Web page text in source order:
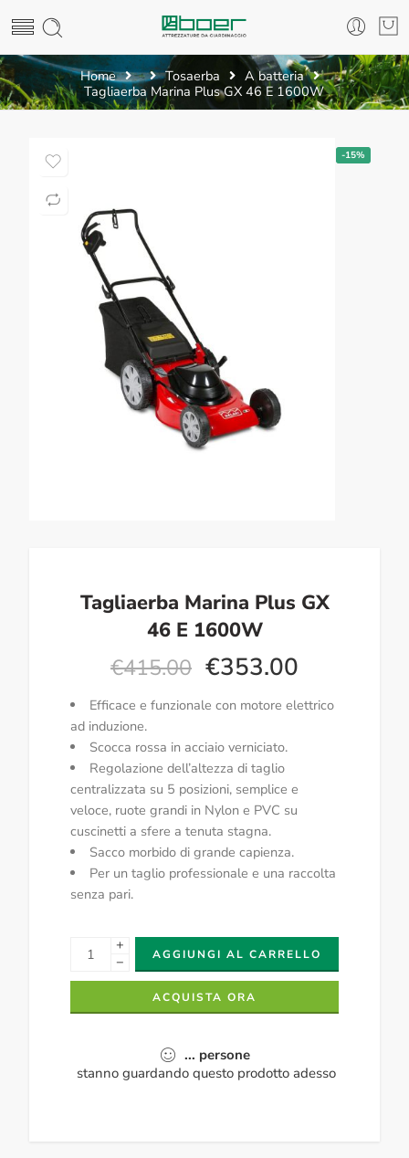
Home Tosaerba
A batteria
Tagliaerba Marina Plus GX 46 E 1600W
-15%
Tagliaerba Marina Plus GX
46 E 1600W
€415.00 €353.00
Efficace e funzionale con motore elettrico
ad induzione.
Scocca rossa in acciaio verniciato.
Regolazione dell’altezza di taglio
centralizzata su 5 posizioni, semplice e
veloce, ruote grandi in Nylon e PVC su
cuscinetti a sfere a tenuta stagna.
Sacco morbido di grande capienza.
Per un taglio professionale e una raccolta
senza pari.
+
−
AGGIUNGI AL CARRELLO
ACQUISTA ORA
... persone
stanno guardando questo prodotto adesso